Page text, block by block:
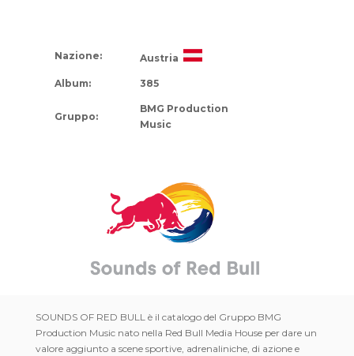
Nazione: Austria
Album: 385
Gruppo:
BMG Production
Music
SOUNDS OF RED BULL è il catalogo del Gruppo BMG
Production Music nato nella Red Bull Media House per dare un
valore aggiunto a scene sportive, adrenaliniche, di azione e